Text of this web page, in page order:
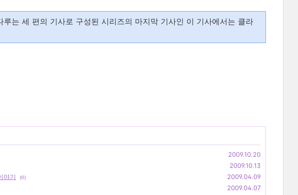
는 세 편의 기사로 구성된 시리즈의 마지막 기사인 이 기사에서는 클라
2009.10.20
2009.10.13
야기
(0)
2009.04.09
2009.04.07